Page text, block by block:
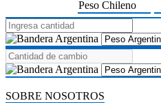
Peso Chileno
SOBRE NOSOTROS